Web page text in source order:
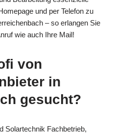
und per Telefon zu
– so erlangen Sie
wie auch Ihre Mail!
von
in
gesucht?
Solartechnik Fachbetrieb,